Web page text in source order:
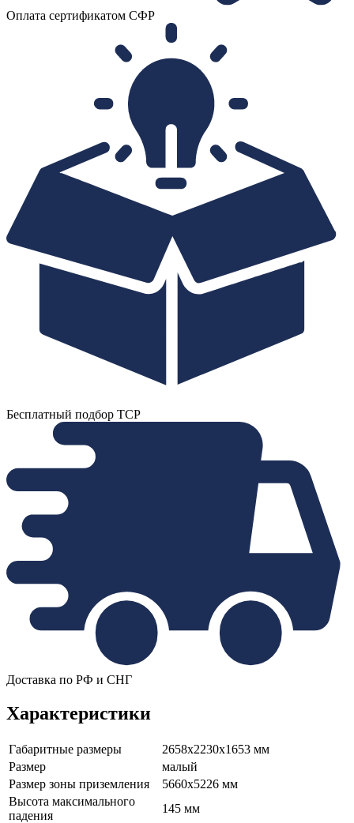
Оплата сертификатом СФР
Бесплатный подбор ТСР
Доставка по РФ и СНГ
Характеристики
Габаритные размеры
2658х2230х1653 мм
Размер
малый
Размер зоны приземления
5660х5226 мм
Высота максимального
падения
145 мм